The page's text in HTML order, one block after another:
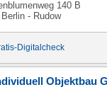
140 B
- Rudow
Digitalcheck
Objektbau